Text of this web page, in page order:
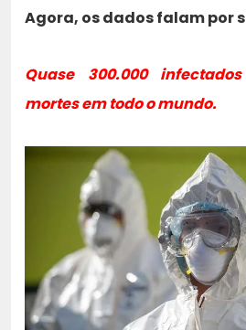
Agora, os dados falam por
Quase 300.000
mortes em todo o mundo.